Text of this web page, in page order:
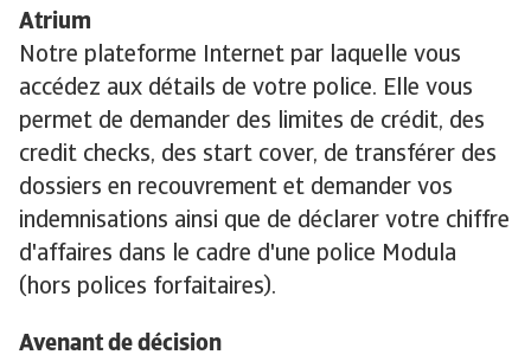
Atrium
Notre plateforme Internet par laquelle vous
accédez aux détails de votre police. Elle vous
permet de demander des limites de crédit, des
credit checks, des start cover, de transférer des
dossiers en recouvrement et demander vos
indemnisations ainsi que de déclarer votre chiffre
d'affaires dans le cadre d'une police Modula
(hors polices forfaitaires).
Avenant de décision